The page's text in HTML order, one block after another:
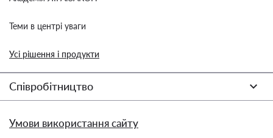
Теми в центрі уваги
Усі рішення і продукти
Співробітництво
Умови використання сайту